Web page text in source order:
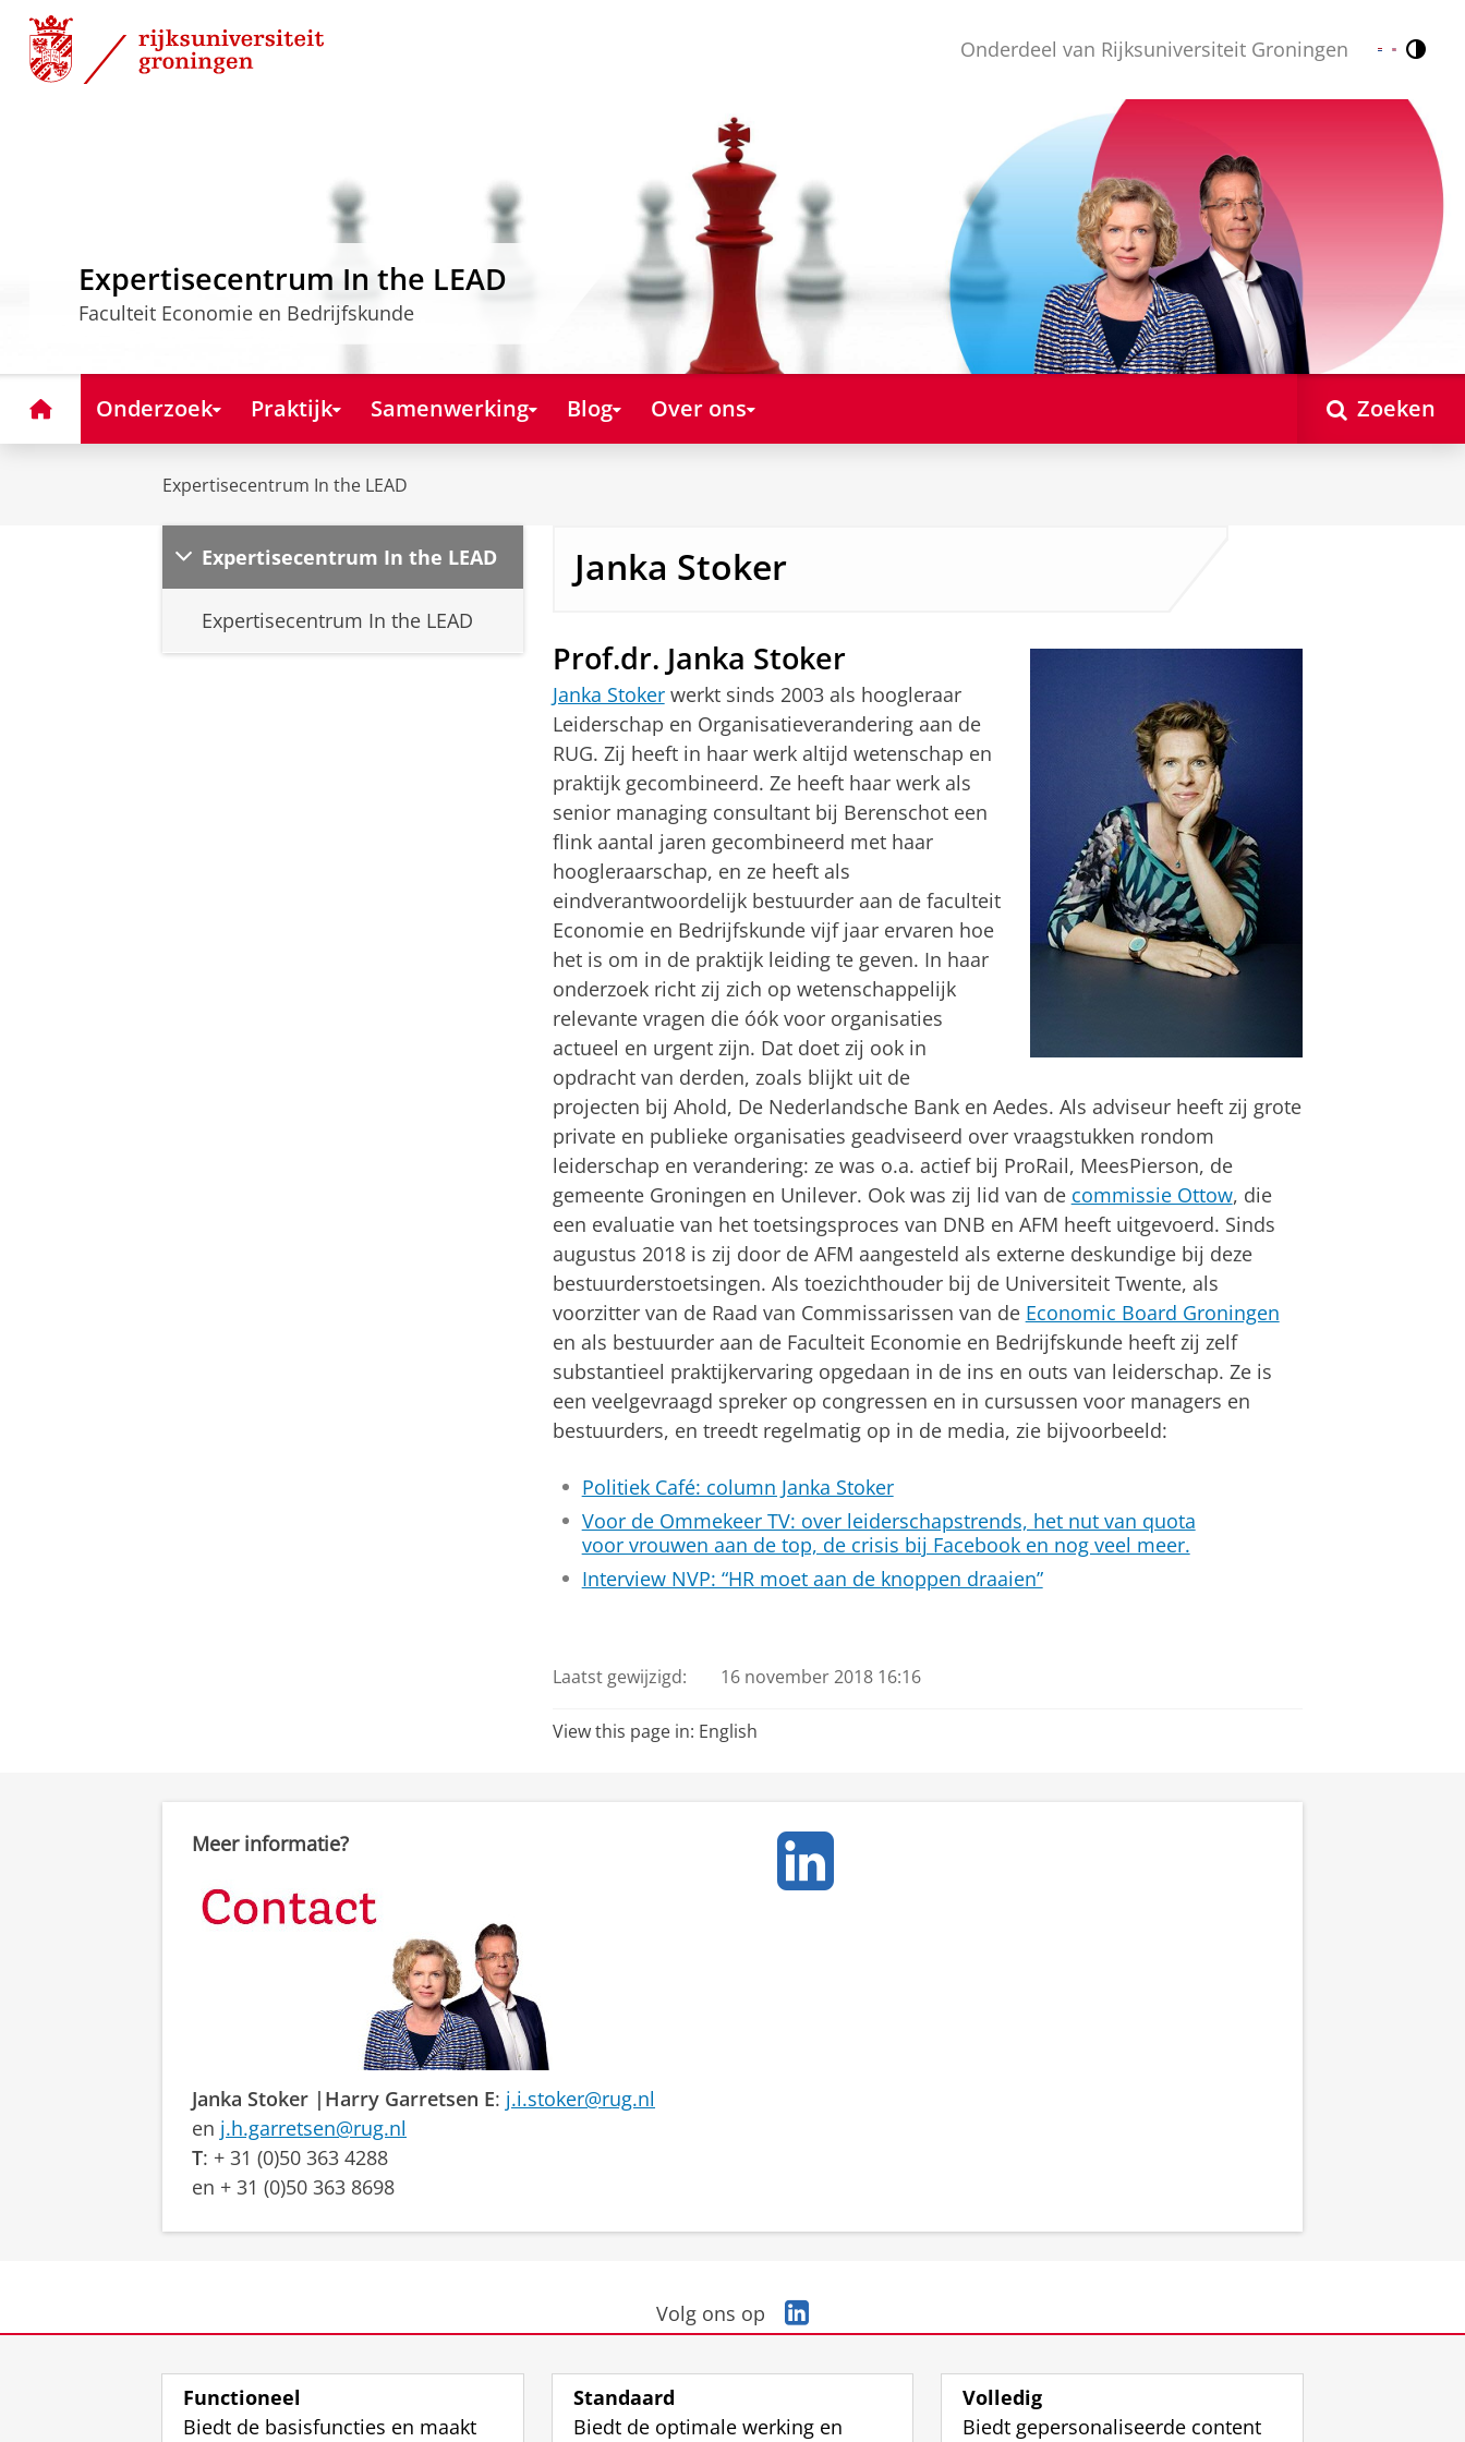
Skip
Content
Skip
Navigation
Onderdeel van Rijksuniversiteit Groningen Nederlands
English
Expertisecentrum In the LEAD
Faculteit Economie en Bedrijfskunde
HomeOnderzoek Praktijk Samenwerking Blog Over ons Zoeken
Expertisecentrum In the LEAD
Expertisecentrum In the LEAD
Expertisecentrum In the LEAD
Janka Stoker
Prof.dr. Janka Stoker
Janka Stokerwerkt sinds 2003 als hoogleraar
Leiderschap en Organisatieverandering aan de
RUG. Zij heeft in haar werk altijd wetenschap en
praktijk gecombineerd. Ze heeft haar werk als
senior managing consultant bij Berenschot een
flink aantal jaren gecombineerd met haar
hoogleraarschap, en ze heeft als
eindverantwoordelijk bestuurder aan de faculteit
Economie en Bedrijfskunde vijf jaar ervaren hoe
het is om in de praktijk leiding te geven. In haar
onderzoek richt zij zich op wetenschappelijk
relevante vragen die óók voor organisaties
actueel en urgent zijn. Dat doet zij ook in
opdracht van derden, zoals blijkt uit de
projecten bij Ahold, De Nederlandsche Bank en Aedes. Als adviseur heeft zij grote
private en publieke organisaties geadviseerd over vraagstukken rondom
leiderschap en verandering: ze was o.a. actief bij ProRail, MeesPierson, de
gemeente Groningen en Unilever. Ook was zij lid van de commissie Ottow, die
een evaluatie van het toetsingsproces van DNB en AFM heeft uitgevoerd. Sinds
augustus 2018 is zij door de AFM aangesteld als externe deskundige bij deze
bestuurderstoetsingen. Als toezichthouder bij de Universiteit Twente, als
voorzitter van de Raad van Commissarissen van de Economic Board Groningen
en als bestuurder aan de Faculteit Economie en Bedrijfskunde heeft zij zelf
substantieel praktijkervaring opgedaan in de ins en outs van leiderschap. Ze is
een veelgevraagd spreker op congressen en in cursussen voor managers en
bestuurders, en treedt regelmatig op in de media, zie bijvoorbeeld:
Politiek Café: column Janka Stoker
Voor de Ommekeer TV: over leiderschapstrends, het nut van quota
voor vrouwen aan de top, de crisis bij Facebook en nog veel meer.
Interview NVP: “HR moet aan de knoppen draaien”
Laatst gewijzigd: 16 november 2018 16:16
View this page in: English
Meer informatie?
Janka Stoker |Harry Garretsen E: j.i.stoker@rug.nl
en j.h.garretsen@rug.nl
T: + 31 (0)50 363 4288
en + 31 (0)50 363 8698
Volg ons op
i
d
Functioneel
Biedt de basisfuncties en maakt
Standaard
Biedt de optimale werking en
Volledig
Biedt gepersonaliseerde content